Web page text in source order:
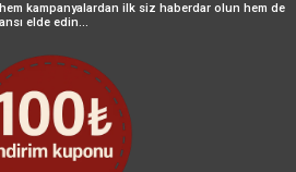
hem kampanyalardan ilk siz haberdar olun hem de
elde edin...